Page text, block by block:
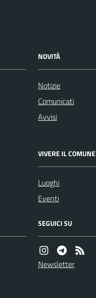
NOVITÀ
Notizie
Comunicati
Avvisi
VIVERE IL COMUNE
Luoghi
Eventi
SEGUICI SU
Newsletter